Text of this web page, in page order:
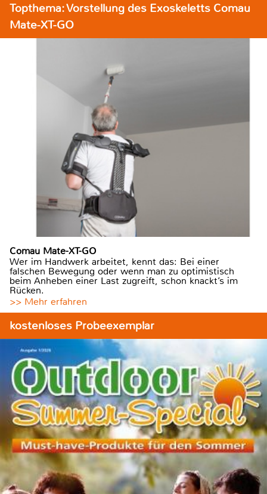
Topthema: Vorstellung des Exoskeletts Comau
Mate-XT-GO
Comau Mate-XT-GO
Wer im Handwerk arbeitet, kennt das: Bei einer
falschen Bewegung oder wenn man zu optimistisch
beim Anheben einer Last zugreift, schon knackt’s im
Rücken.
>> Mehr erfahren
kostenloses Probeexemplar